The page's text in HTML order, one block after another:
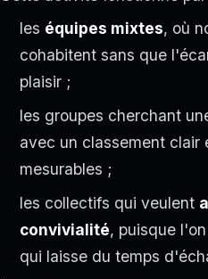
les équipes mixtes, où
cohabitent sans que
plaisir ;
les groupes cherchant
avec un classement clair
mesurables ;
les collectifs qui veulent
convivialité, puisque
qui laisse du temps